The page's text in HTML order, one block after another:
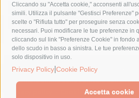
Cliccando su "Accetta cookie," acconsenti
simili. Utilizza il pulsante "Gestisci Preferenze"
scelte o "Rifiuta tutto" per proseguire senza
necessari. Puoi modificare le tue preferenze in
cliccando sul link "Preferenze Cookie" in fondo
dello scudo in basso a sinistra. Le tue
solo dispositivo in uso.
Privacy Policy Cookie Policy
Accetta cookie
sindaco cuomo
sorrento studenti
turismo
Vico Equense villa fiorentino
© 2015 SorrentoPress. All rights reserved.
Il giornale online della Penisola Sorrentina
Cookie Policy